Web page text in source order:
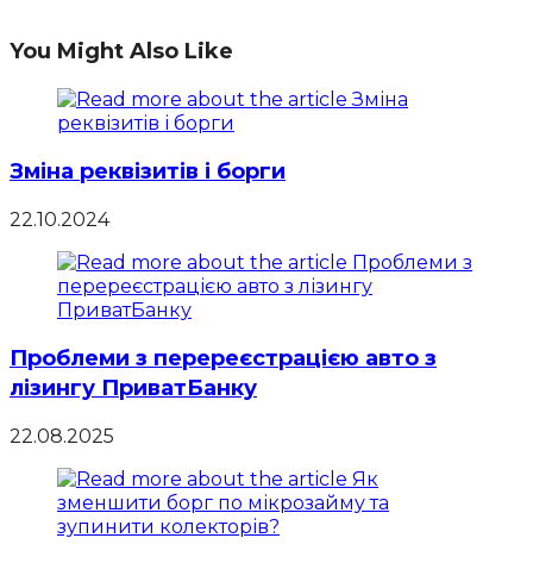
You Might Also Like
Зміна реквізитів і борги
22.10.2024
Проблеми з перереєстрацією авто з
лізингу ПриватБанку
22.08.2025